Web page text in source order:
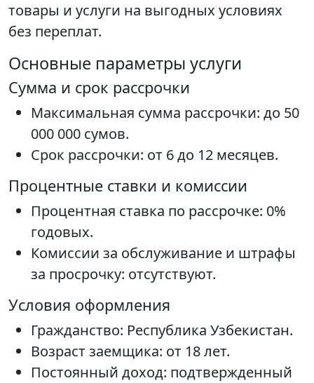
товары и услуги на выгодных условиях
без переплат.
Основные параметры услуги
Сумма и срок рассрочки
Максимальная сумма рассрочки: до 50
000 000 сумов.
Срок рассрочки: от 6 до 12 месяцев.
Процентные ставки и комиссии
Процентная ставка по рассрочке: 0%
годовых.
Комиссии за обслуживание и штрафы
за просрочку: отсутствуют.
Условия оформления
Гражданство: Республика Узбекистан.
Возраст заемщика: от 18 лет.
Постоянный доход: подтвержденный